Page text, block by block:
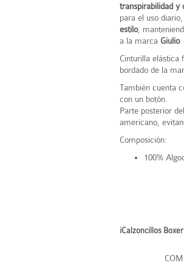
transpirabilidad y
para el uso
estilo,
a la marca Giulio.
Cinturilla elástica
bordado de la
También cuenta
con un botón.
Parte posterior
americano,
Composición:
100%
¡Calzoncillos